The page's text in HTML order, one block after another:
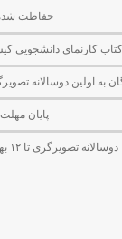
حفاظت
کارنمای دانشجویی کیش
به اولین دوسالانه
پایان
دوسالانه تصویرگری تا ۱۲ بهمن تمدید شد